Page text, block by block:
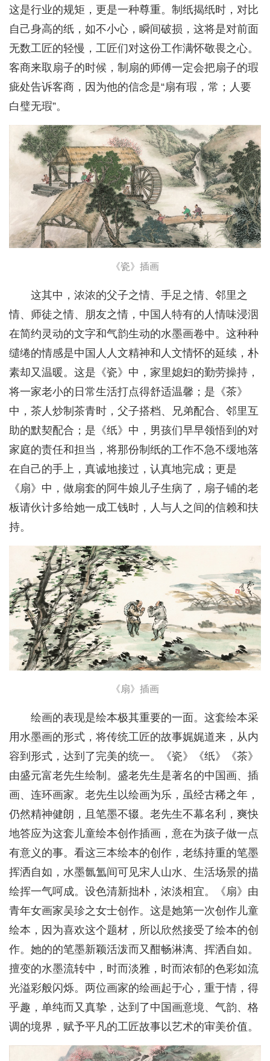
这是行业的规矩，更是一种尊重。制纸揭纸时，对比
自己身高的纸，如不小心，瞬间破损，这将是对前面
无数工匠的轻慢，工匠们对这份工作满怀敬畏之心。
客商来取扇子的时候，制扇的师傅一定会把扇子的瑕
疵处告诉客商，因为他的信念是“扇有瑕，常；人要
白璧无瑕”。
《瓷》插画
这其中，浓浓的父子之情、手足之情、邻里之
情、师徒之情、朋友之情，中国人特有的人情味浸洇
在简约灵动的文字和气韵生动的水墨画卷中。这种种
缱绻的情感是中国人人文精神和人文情怀的延续，朴
素却又温暖。这是《瓷》中，家里媳妇的勤劳操持，
将一家老小的日常生活打点得舒适温馨；是《茶》
中，茶人炒制茶青时，父子搭档、兄弟配合、邻里互
助的默契配合；是《纸》中，男孩们早早领悟到的对
家庭的责任和担当，将那份制纸的工作不急不缓地落
在自己的手上，真诚地接过，认真地完成；更是
《扇》中，做扇套的阿牛娘儿子生病了，扇子铺的老
板请伙计多给她一成工钱时，人与人之间的信赖和扶
持。
《扇》插画
绘画的表现是绘本极其重要的一面。这套绘本采
用水墨画的形式，将传统工匠的故事娓娓道来，从内
容到形式，达到了完美的统一。《瓷》《纸》《茶》
由盛元富老先生绘制。盛老先生是著名的中国画、插
画、连环画家。老先生以绘画为乐，虽经古稀之年，
仍然精神健朗，且笔墨不辍。老先生不幕名利，爽快
地答应为这套儿童绘本创作插画，意在为孩子做一点
有意义的事。看这三本绘本的创作，老练持重的笔墨
挥洒自如，水墨氤氲间可见宋人山水、生活场景的描
绘挥一气呵成。设色清新拙朴，浓淡相宜。《扇》由
青年女画家吴珍之女士创作。这是她第一次创作儿童
绘本，因为喜欢这个题材，所以欣然接受了绘本的创
作。她的的笔墨新颖活泼而又酣畅淋漓、挥洒自如。
擅变的水墨流转中，时而淡雅，时而浓郁的色彩如流
光溢彩般闪烁。两位画家的绘画起于心，重于情，得
乎趣，单纯而又真挚，达到了中国画意境、气韵、格
调的境界，赋予平凡的工匠故事以艺术的审美价值。